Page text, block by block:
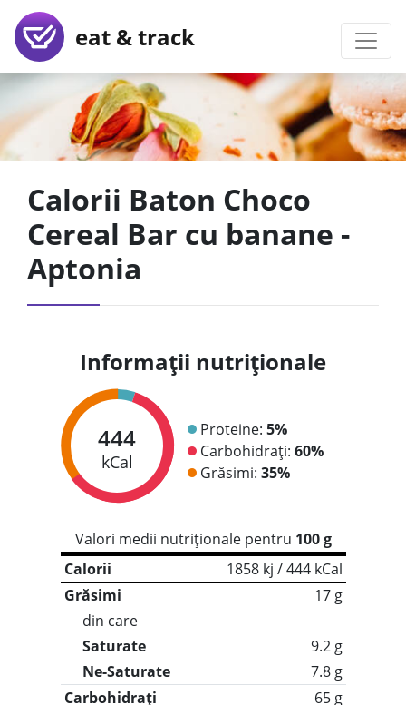
eat & track
Calorii Baton Choco
Cereal Bar cu banane -
Aptonia
Informații nutriționale
444
kCal
Proteine: 5%
Carbohidrați: 60%
Grăsimi: 35%
Valori medii nutriționale pentru 100 g
Calorii
1858 kj / 444 kCal
Grăsimi
17 g
din care
Saturate
9.2 g
Ne-Saturate
7.8 g
Carbohidrați
65 g